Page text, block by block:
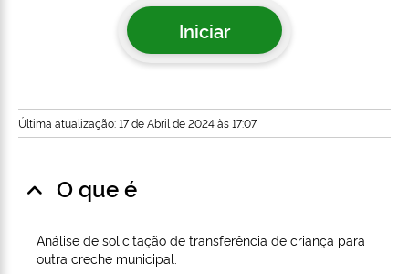
Iniciar
Última atualização: 17 de Abril de 2024 às 17:07
O que é
Análise de solicitação de transferência de criança para
outra creche municipal.